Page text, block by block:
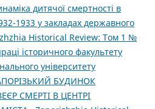
дитячої смертності в
1933 у закладах державного
Historical Review: Том 1 №
історичного факультету
університету
БУДИНОК
СМЕРТІ В ЦЕНТРІ